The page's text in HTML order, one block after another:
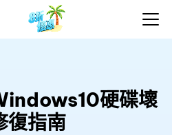
硬碟壞
復指南